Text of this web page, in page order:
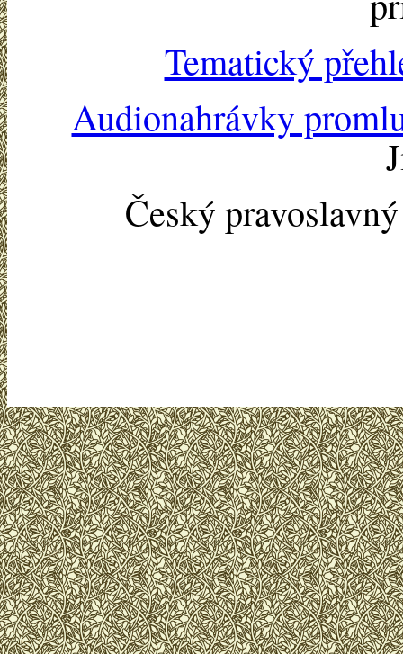
Tematický
Audionahrávky
Český